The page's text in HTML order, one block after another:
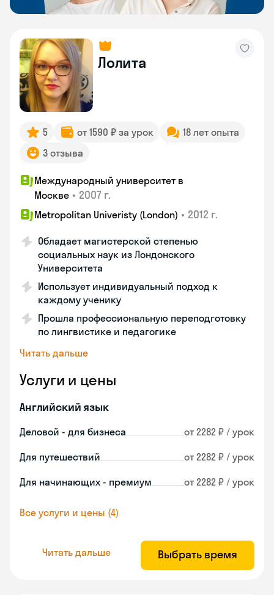
Лолита
5 от 1590 ₽ за урок
18 лет опыта
3 отзыва
Международный университет в
Москве • 2007 г.
Metropolitan Univeristy (London) • 2012 г.
Обладает магистерской степенью
социальных наук из Лондонского
Университета
Использует индивидуальный подход к
каждому ученику
Прошла профессиональную переподготовку
по лингвистике и педагогике
Читать дальше
Услуги и цены
Английский язык
Деловой - для бизнеса от 2282 ₽ / урок
Для путешествий от 2282 ₽ / урок
Для начинающих - премиум от 2282 ₽ / урок
Все услуги и цены (4)
Читать дальше Выбрать время